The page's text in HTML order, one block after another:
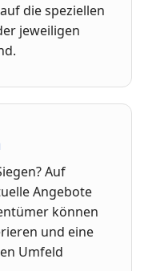
die speziellen
jeweiligen
Auf
Angebote
können
und eine
Umfeld